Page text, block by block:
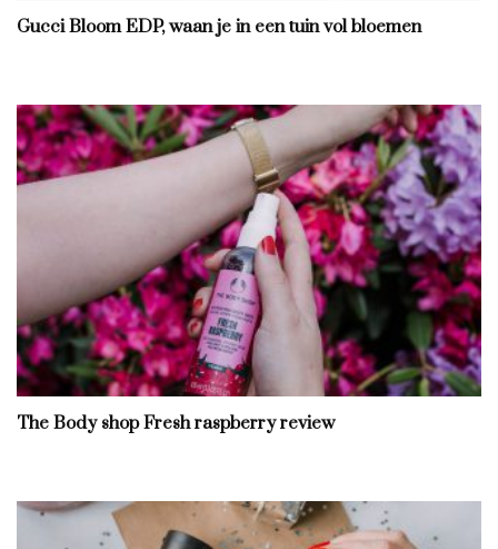
Gucci Bloom EDP, waan je in een tuin vol bloemen
The Body shop Fresh raspberry review